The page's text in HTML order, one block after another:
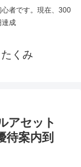
者です。現在、300
達成
くみ
アセット
待案内到